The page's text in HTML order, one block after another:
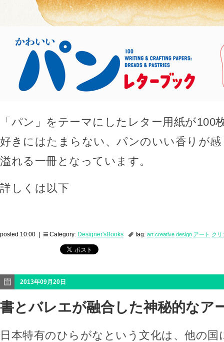
「パン」をテーマにしたレター用紙が100
好きにはたまらない、パンのいい香りが
溢れる一冊となっています。
詳しくは以下
posted 10:00 | Category: Designer'sBooks tag: art creative design アート クリ
2013年09月20日
書とバレエが融合した神秘的なア
日本特有のひらがなという文化は、他の国